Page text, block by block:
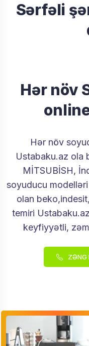
Sərfəli
Hər növ
Hər növ
Ustabaku.az ola
MİTSUBİSH,
soyuducu
olan
temiri
keyfiyyətli,
ZƏNG